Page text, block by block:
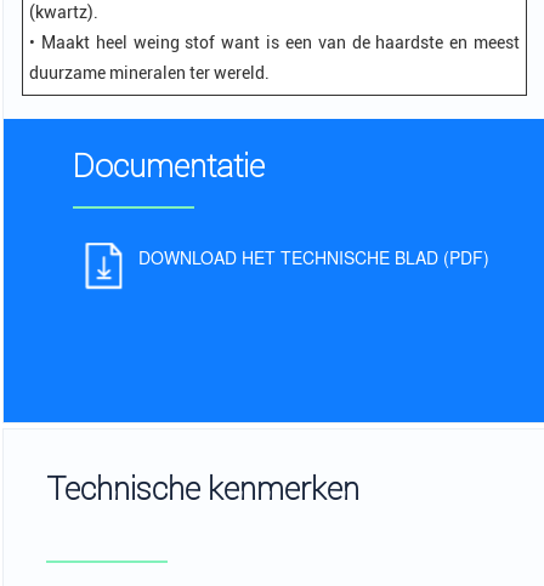
(kwartz).
• Maakt heel weing stof want is een van de haardste en meest
duurzame mineralen ter wereld.
Documentatie
DOWNLOAD HET TECHNISCHE BLAD (PDF)
Technische kenmerken